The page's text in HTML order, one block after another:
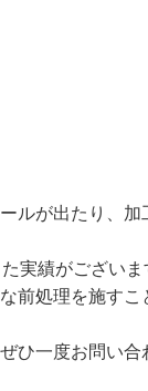
ルが出たり、
実績がございま
前処理を施す
ひ一度お問い合